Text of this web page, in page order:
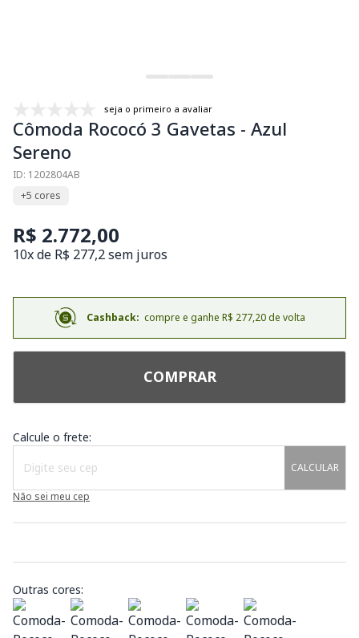
seja o primeiro a avaliar
Cômoda Rococó 3 Gavetas - Azul
Sereno
ID: 1202804AB
+5 cores
R$ 2.772,00
10x de R$ 277,2 sem juros
Cashback: compre e ganhe R$ 277,20 de volta
COMPRAR
Calcule o frete:
CALCULAR
Não sei meu cep
Outras cores: